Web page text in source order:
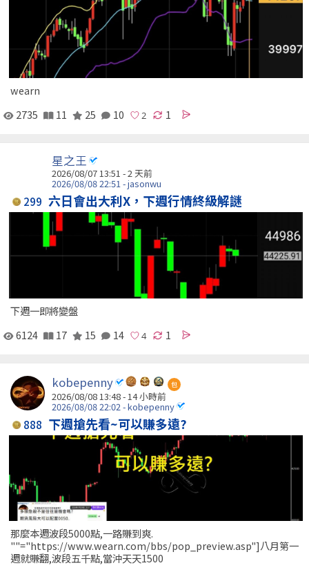
wearn
2735
11 25 10 1
星之王
2026/08/07 13:51 - 2 天前
2026/08/08 22:51 - jasonwu
299 六日會出大利X，下週行情終級解謎
下週一即將變盤
6124
17 15 14 1
kobepenny 包
2026/08/08 13:48 - 14 小時前
2026/08/08 22:02 - kobepenny
888 下週搶先看~可以賺多遠?
那麼本週波段5000點,一路賺到爽.
""="https://www.wearn.com/bbs/pop_preview.asp"]八月第一
週就賺翻,波段五千點,當沖天天1500